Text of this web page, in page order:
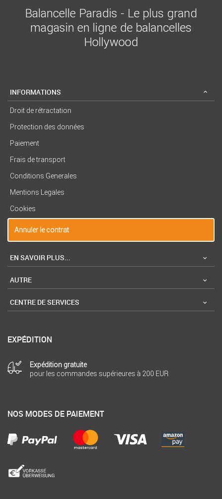
Balancelle Paradis - Le plus grand
magasin en ligne de balancelles
Hollywood
INFORMATIONS
Droit de rétractation
Protection des données
Paiement
Frais de transport
Conditions Generales
Mentions Legales
Cookies
Annuler le contrat
EN SAVOIR PLUS...
AUTRE
CENTRE DE SERVICES
EXPÉDITION
Expédition gratuite
pour les commandes supérieures à 200 EUR
NOS MODES DE PAIEMENT